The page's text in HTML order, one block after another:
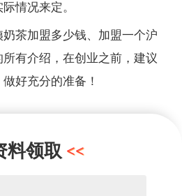
情况来定。
茶加盟多少钱、加盟一个沪
有介绍，在创业之前，建议
好充分的准备！
料领取